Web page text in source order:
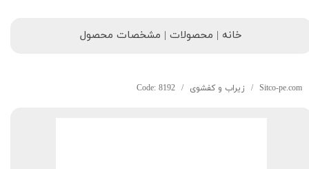
خانه | محصولات | مشخصات محصول
Sitco-pe.com زیراب و کفشوی Code: 8192